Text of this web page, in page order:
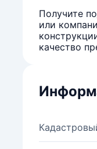
Получите
или
качество